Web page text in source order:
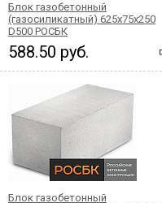
Блок газобетонный
(газосиликатный) 625x75x250
D500 РОСБК
588.50 руб.
Блок газобетонный